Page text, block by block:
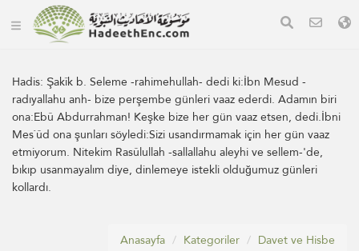
Hadis: Şakîk b. Seleme -rahimehullah- dedi ki:İbn Mesud -
radıyallahu anh- bize perşembe günleri vaaz ederdi. Adamın biri
ona:Ebû Abdurrahman! Keşke bize her gün vaaz etsen, dedi.İbni
Mes`ûd ona şunları söyledi:Sizi usandırmamak için her gün vaaz
etmiyorum. Nitekim Rasûlullah -sallallahu aleyhi ve sellem-'de,
bıkıp usanmayalım diye, dinlemeye istekli olduğumuz günleri
kollardı.
Anasayfa Kategoriler Davet ve Hisbe